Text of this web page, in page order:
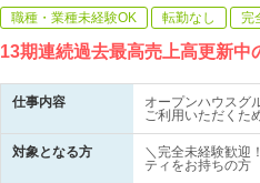
職種・業種未経験OK 転勤なし 完
13期連続過去最高売上高更新
仕事内容
オープンハウスグ
ご利用いただくた
対象となる方
＼完全未経験歓迎
ティをお持ちの方